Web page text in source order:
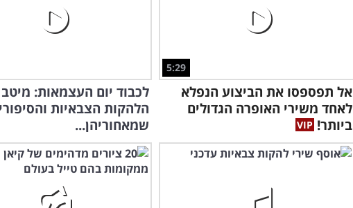
5:29
אל תפספסו את הביצוע הנפלא
לאחד משירי האופרה הגדולים
ביותר!
לכבוד יום העצמאות: מיטב
הלהקות הצבאיות
שמאחוריהן...